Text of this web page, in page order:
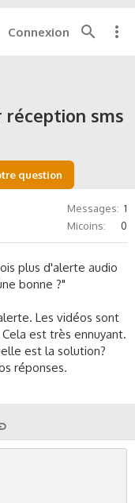
Connexion
réception sms
question
Messages
1
Micoins
0
plus d'alerte audio
bonne ?"
Les vidéos sont
est très ennuyant.
est la solution?
réponses.